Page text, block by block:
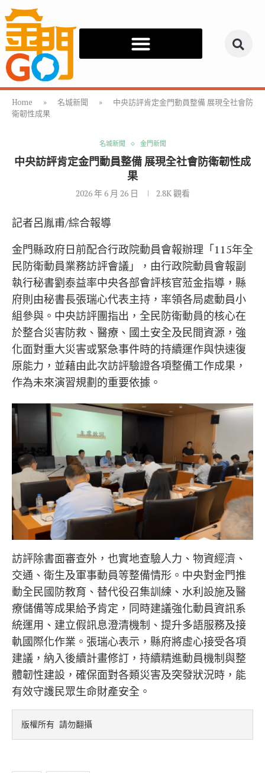
Home » 名城新聞 »
中央訪評肯定金門動員整備 展現全社會防
衛韌性成果
名城新聞 金門新聞
中央訪評肯定金門動員整備 展現全社會防衛韌性成
果
2026 年 6 月 26 日 2.8K觀看
記者呂胤甫/綜合報導
金門縣政府日前配合行政院動員會報辦理「115年全
民防衛動員業務訪評會議」，由行政院動員會報副
執行秘書劉泰益率中央各部會評核官蒞金指導，縣
府則由秘書長張瑞心代表主持，率領各局處動員小
組參與。中央訪評團指出，全民防衛動員的核心在
於整合災害防救、醫療、國土安全及民間資源，強
化面對重大災害或緊急事件時的持續運作與快速復
原能力，並藉由此次訪評驗證各項整備工作成果，
作為未來演習規劃的重要依據。
訪評除書面審查外，也實地查驗人力、物資經濟、
交通、衛生及軍事動員等整備情形。中央對金門推
動全民國防教育、替代役召集訓練、水利設施及醫
療儲備等成果給予肯定，同時建議強化動員資訊系
統運用、建立假訊息澄清機制、提升多語服務及接
軌國際化作業。張瑞心表示，縣府將虛心接受各項
建議，納入後續計畫修訂，持續精進動員機制與整
體韌性建設，確保面對各類災害及突發狀況時，能
有效守護民眾生命財產安全。
版權所有 請勿翻攝